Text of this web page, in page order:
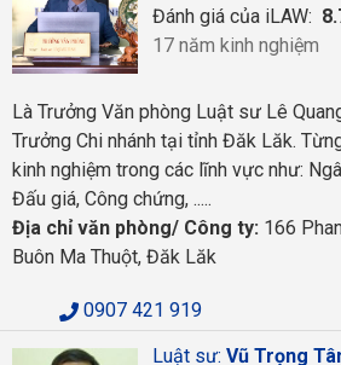
Đánh giá của iLAW:
17 năm kinh nghiệm
Là Trưởng Văn phòng Luật sư Lê
Trưởng Chi nhánh tại tỉnh Đăk Lăk.
kinh nghiệm trong các lĩnh vực như:
Đấu giá, Công chứng, .....
Địa chỉ văn phòng/ Công ty: 166
Buôn Ma Thuột, Đăk Lăk
0907 421 919
Luật sư: Vũ Trọng